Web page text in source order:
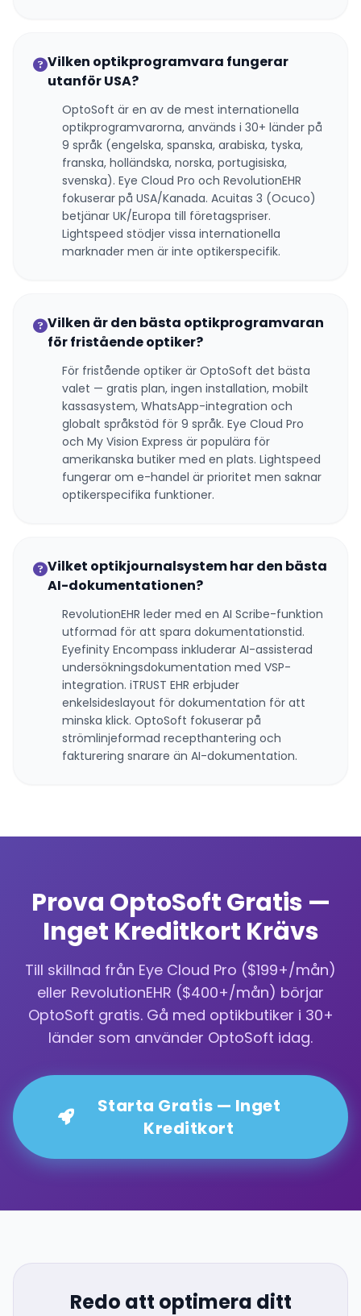
Vilken optikprogramvara fungerar
utanför USA?
OptoSoft är en av de mest internationella
optikprogramvarorna, används i 30+ länder på
9 språk (engelska, spanska, arabiska, tyska,
franska, holländska, norska, portugisiska,
svenska). Eye Cloud Pro och RevolutionEHR
fokuserar på USA/Kanada. Acuitas 3 (Ocuco)
betjänar UK/Europa till företagspriser.
Lightspeed stödjer vissa internationella
marknader men är inte optikerspecifik.
Vilken är den bästa optikprogramvaran
för fristående optiker?
För fristående optiker är OptoSoft det bästa
valet — gratis plan, ingen installation, mobilt
kassasystem, WhatsApp-integration och
globalt språkstöd för 9 språk. Eye Cloud Pro
och My Vision Express är populära för
amerikanska butiker med en plats. Lightspeed
fungerar om e-handel är prioritet men saknar
optikerspecifika funktioner.
Vilket optikjournalsystem har den bästa
AI-dokumentationen?
RevolutionEHR leder med en AI Scribe-funktion
utformad för att spara dokumentationstid.
Eyefinity Encompass inkluderar AI-assisterad
undersökningsdokumentation med VSP-
integration. iTRUST EHR erbjuder
enkelsideslayout för dokumentation för att
minska klick. OptoSoft fokuserar på
strömlinjeformad recepthantering och
fakturering snarare än AI-dokumentation.
Prova OptoSoft Gratis —
Inget Kreditkort Krävs
Till skillnad från Eye Cloud Pro ($199+/mån)
eller RevolutionEHR ($400+/mån) börjar
OptoSoft gratis. Gå med optikbutiker i 30+
länder som använder OptoSoft idag.
Starta Gratis — Inget
Kreditkort
Redo att optimera ditt